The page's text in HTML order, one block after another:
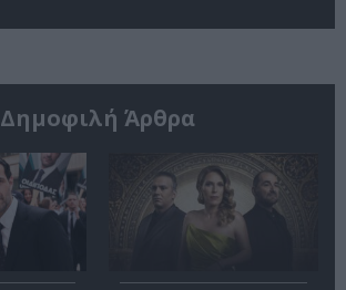
Δημοφιλή Άρθρα